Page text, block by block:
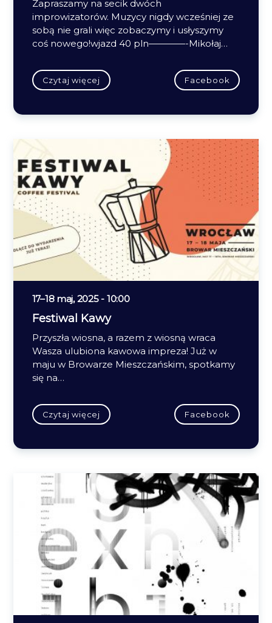
Zapraszamy na secik dwóch
improwizatorów. Muzycy nigdy wcześniej ze
sobą nie grali więc zobaczymy i usłyszymy
coś nowego!wjazd 40 pln————-Mikołaj…
Czytaj więcej Facebook
17–18 maj, 2025 - 10:00
Festiwal Kawy
Przyszła wiosna, a razem z wiosną wraca
Wasza ulubiona kawowa impreza! Już w
maju w Browarze Mieszczańskim, spotkamy
się na…
Czytaj więcej Facebook